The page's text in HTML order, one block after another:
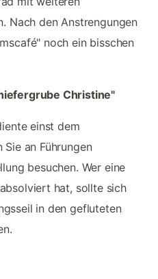
Nach den Anstrengungen
noch ein bisschen
Christine"
einst dem
an Führungen
besuchen. Wer eine
hat, sollte sich
in den gefluteten